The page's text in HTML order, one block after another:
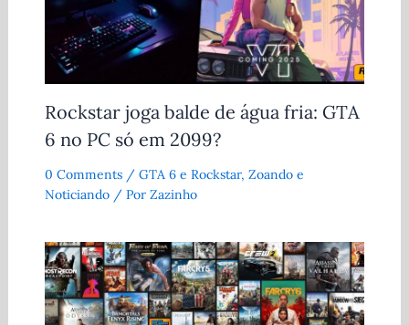
Rockstar joga balde de água fria: GTA
6 no PC só em 2099?
0 Comments / GTA 6 e Rockstar, Zoando e
Noticiando/ Por Zazinho